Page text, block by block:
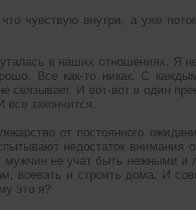
чувствую внутри, а уже
в наших отношениях. Я
Все как-то никак. С
связывает. И вот-вот в один
все закончится.
от постоянного
недостаток внимания
не учат быть нежными и
воевать и строить дома. И
это я?